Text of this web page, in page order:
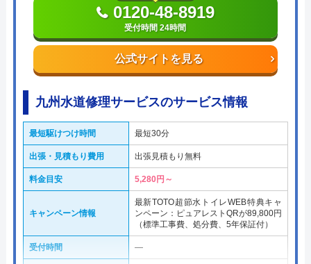
公式サイトを見る
0120-48-8919
受付時間 24時間
九州水道修理サービスのサービス情報
最短駆けつけ時間 最短30分
出張・見積もり費用 出張見積もり無料
料金目安 5,280円～
キャンペーン情報
最新TOTO超節水トイレWEB特典キャ
ンペーン：ピュアレストQRが89,800円
（標準工事費、処分費、5年保証付）
受付時間 ―